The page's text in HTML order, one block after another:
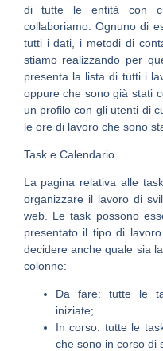
di tutte le entità con
collaboriamo. Ognuno di
tutti i dati, i metodi di
stiamo realizzando per
presenta la lista di tutti i
oppure che sono già stati
un profilo con gli utenti di
le ore di lavoro che sono
Task e Calendario
La pagina relativa alle
organizzare il lavoro di
web. Le task possono
presentato il tipo di
decidere anche quale sia
colonne:
Da fare: tutte le
iniziate;
In corso: tutte le
che sono in corso di